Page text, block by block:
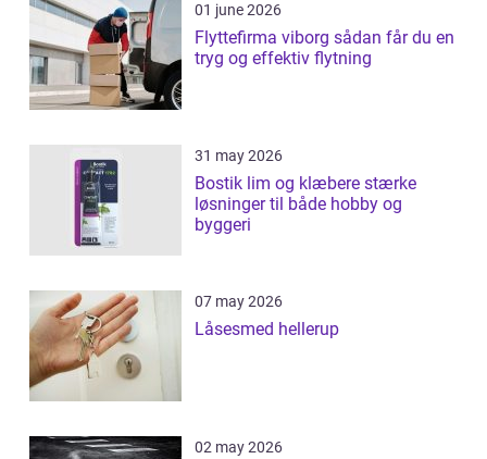
01 june 2026
Flyttefirma viborg sådan får du en
tryg og effektiv flytning
31 may 2026
Bostik lim og klæbere stærke
løsninger til både hobby og
byggeri
07 may 2026
Låsesmed hellerup
02 may 2026